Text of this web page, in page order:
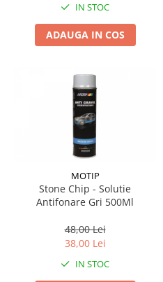
IN STOC
ADAUGA IN COS
MOTIP
Stone Chip - Solutie
Antifonare Gri 500Ml
48,00 Lei
38,00 Lei
IN STOC